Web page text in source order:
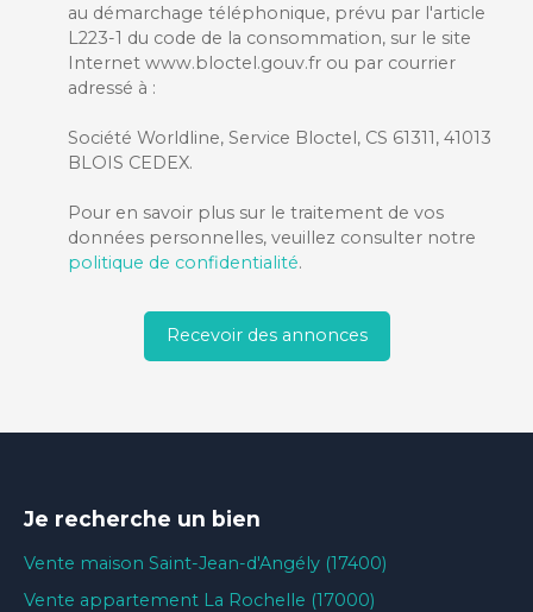
au démarchage téléphonique, prévu par l'article
L223-1 du code de la consommation, sur le site
Internet www.bloctel.gouv.fr ou par courrier
adressé à :
Société Worldline, Service Bloctel, CS 61311, 41013
BLOIS CEDEX.
Pour en savoir plus sur le traitement de vos
données personnelles, veuillez consulter notre
politique de confidentialité.
Recevoir des annonces
Je recherche un bien
Vente maison Saint-Jean-d'Angély (17400)
Vente appartement La Rochelle (17000)